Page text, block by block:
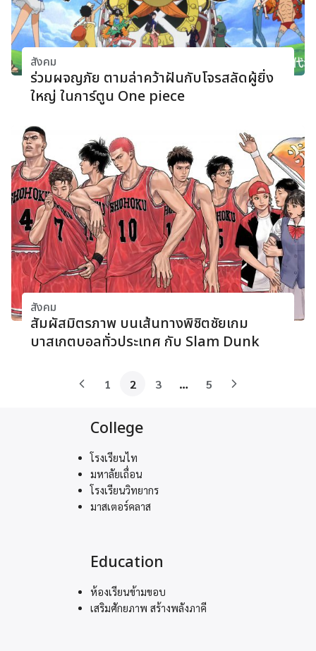
สังคม
ร่วมผจญภัย ตามล่าคว้าฝันกับโจรสลัดผู้ยิ่ง
ใหญ่ ในการ์ตูน One piece
สังคม
สัมผัสมิตรภาพ บนเส้นทางพิชิตชัยเกม
บาสเกตบอลทั่วประเทศ กับ Slam Dunk
1 2 3 … 5
College
โรงเรียนไท
มหาลัยเถื่อน
โรงเรียนวิทยากร
มาสเตอร์คลาส
Education
ห้องเรียนข้ามขอบ
เสริมศักยภาพ สร้างพลังภาคี